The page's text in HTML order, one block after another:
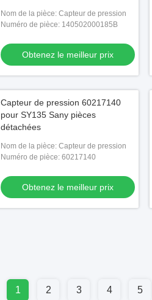
Nom de la pièce: Capteur de pression
Numéro de pièce: 140502000185B
Obtenez le meilleur prix
Capteur de pression 60217140
pour SY135 Sany pièces
détachées
Nom de la pièce: Capteur de pression
Numéro de pièce: 60217140
Obtenez le meilleur prix
1 2 3 4 5